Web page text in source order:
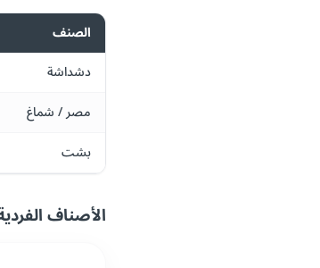
الصنف
دشداشة
مصر / شماغ
بشت
الأصناف